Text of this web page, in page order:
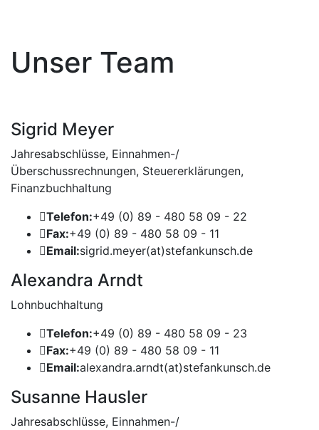
Unser Team
Sigrid Meyer
Jahresabschlüsse, Einnahmen-/
Überschussrechnungen, Steuererklärungen,
Finanzbuchhaltung
Telefon:+49 (0) 89 - 480 58 09 - 22
Fax:+49 (0) 89 - 480 58 09 - 11
Email:sigrid.meyer(at)stefankunsch.de
Alexandra Arndt
Lohnbuchhaltung
Telefon:+49 (0) 89 - 480 58 09 - 23
Fax:+49 (0) 89 - 480 58 09 - 11
Email:alexandra.arndt(at)stefankunsch.de
Susanne Hausler
Jahresabschlüsse, Einnahmen-/